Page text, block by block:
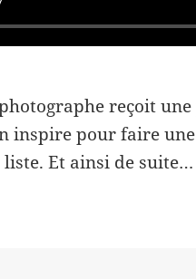
reçoit
inspire pour faire
liste. Et ainsi de suite…